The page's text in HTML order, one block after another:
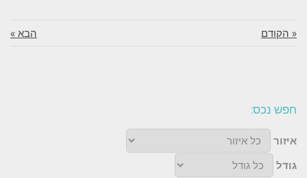
« הקודם הבא »
חפש נכס:
איזור
גודל